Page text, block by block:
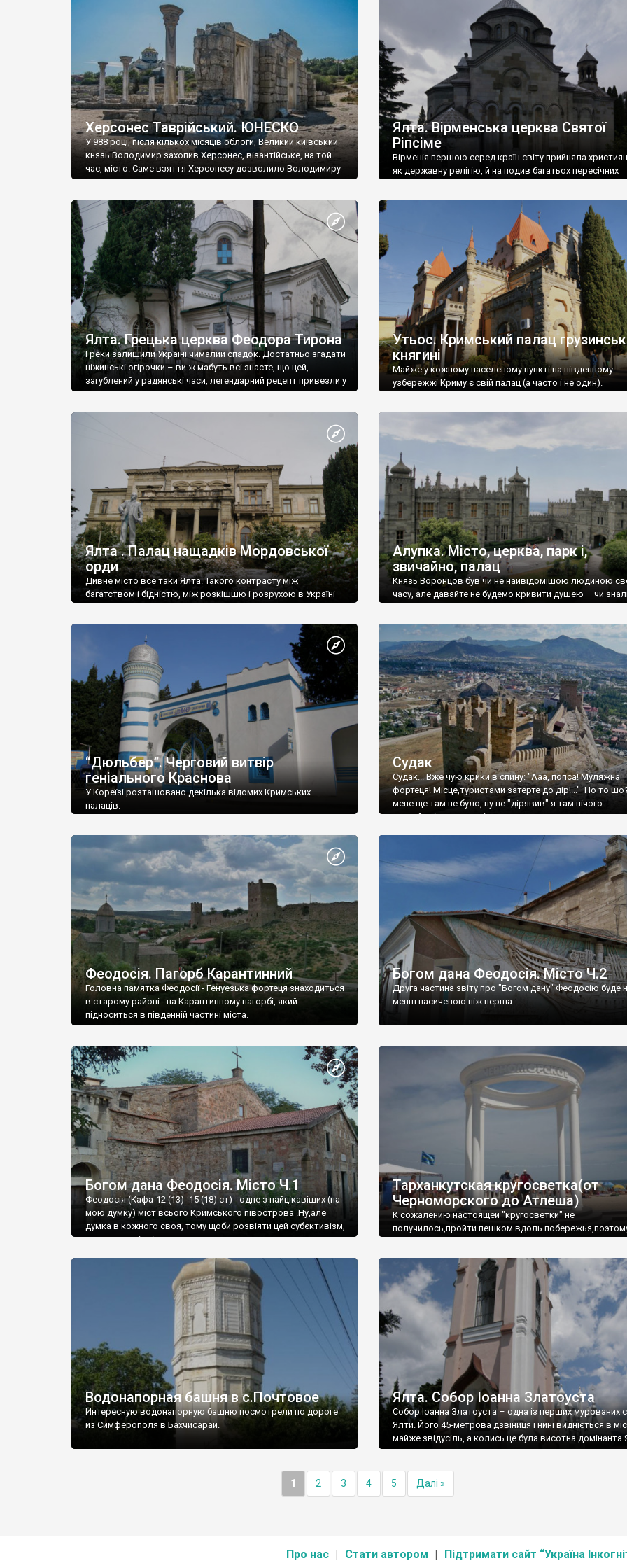
візантійської доби. Раритети викрадені з фондів об’єкту
культурної спадщини ЮНЕСКО «Херсонеса Таврійського».
Офіційно – на виставку «Золото Візантії», але експерти та
влада в Україні вважають це лише […]
називаються «повстяками» (postaki)…” “Вино. Крим
виробляє відмінне вино і його вдосталь: воно все
легке біле і дуже […]
Херсонес Таврійський. ЮНЕСКО
У 988 році, після кількох місяців облоги, Великий київський
князь Володимир захопив Херсонес, візантійське, на той
час, місто. Саме взяття Херсонесу дозволило Володимиру
диктувати свої умови візантійському імператору Василю ІІ,
Херсонесі Володимир-язичник, став Василем-
християнином. А потім було Хрещення Русі. На честь
Херсонесу Таврійського названо місто […]
Ялта. Вірменська церква Святої
Ріпсіме
Вірменія першою серед країн світу прийняла
як державну релігію, й на подив багатьох пересічних
Ялта. Грецька церква Феодора Тирона
Греки залишили Україні чималий спадок. Достатньо згадати
ніжинські огірочки – ви ж мабуть всі знаєте, що цей,
загублений у радянські часи, легендарний рецепт привезли у
Ніжин греки?
Утьос. Кримський палац
княгині
Майже у кожному населеному пункті на південному
узбережжі Криму є свій палац (а часто і не один).
Ялта . Палац нащадків Мордовської
орди
Дивне місто все таки Ялта. Такого контрасту між
багатством і бідністю, між розкішшю і розрухою в Україні
Алупка. Місто, церква, парк і,
звичайно, палац
Князь Воронцов був чи не найвідомішою людиною
часу, але давайте не будемо кривити душею – чи
“Дюльбер”. Черговий витвір
геніального Краснова
У Кореїзі розташовано декілька відомих Кримських
палаців.
Судак
Судак... Вже чую крики в спину: "Ааа, попса! Муляжна
фортеця! Місце,туристами затерте до дір!..." Но то
мене ще там не було, ну не "дірявив" я там нічого...
принаймні до цього літа.
Феодосія. Пагорб Карантинний
Головна памятка Феодосії - Генуезька фортеця знаходиться
в старому районі - на Карантинному пагорбі, який
підноситься в південній частині міста.
Богом дана Феодосія. Місто Ч.2
Друга частина звіту про "Богом дану" Феодосію буде
менш насиченою ніж перша.
Богом дана Феодосія. Місто Ч.1
Феодосія (Кафа-12 (13) -15 (18) ст) - одне з найцікавіших (на
мою думку) міст всього Кримського півострова .Ну,але
думка в кожного своя, тому щоби розвіяти цей субєктивізм,
запрошую відвідати це
Тарханкутская кругосветка(от
Черноморского до Атлеша)
К сожалению настоящей "кругосветки" не
получилось,пройти пешком вдоль
Водонапорная башня в с.Почтовое
Интересную водонапорную башню посмотрели по дороге
из Симферополя в Бахчисарай.
Ялта. Собор Іоанна Златоуста
Собор Іоанна Златоуста – одна із перших мурованих
Ялти. Його 45-метрова дзвіниця і нині видніється в
майже звідусіль, а колись це була висотна домінанта
1 2 3 4 5 Далі »
Про нас Стати автором Підтримати сайт “Україна